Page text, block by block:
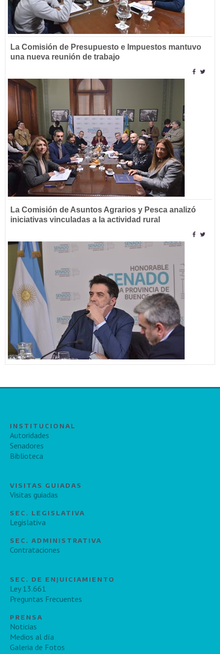
La Comisión de Presupuesto e Impuestos mantuvo
una nueva reunión de trabajo
La Comisión de Asuntos Agrarios y Pesca analizó
iniciativas vinculadas a la actividad rural
INSTITUCIONAL
Autoridades
Senadores
Biblioteca
VISITAS GUIADAS
Visitas guiadas
SEC. LEGISLATIVA
Legislativa
SEC. ADMINISTRATIVA
Contrataciones
SEC. DE ENJUICIAMIENTO
Ley 13.661
Preguntas Frecuentes
PRENSA
Noticias
Medios al día
Galeria de Fotos